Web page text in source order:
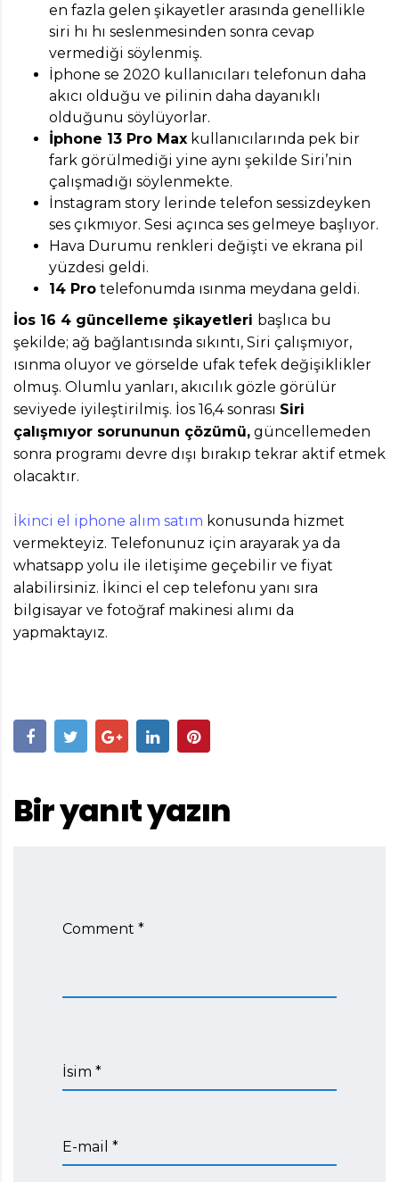
en fazla gelen şikayetler arasında genellikle
siri hı hı seslenmesinden sonra cevap
vermediği söylenmiş.
İphone se 2020 kullanıcıları telefonun daha
akıcı olduğu ve pilinin daha dayanıklı
olduğunu söylüyorlar.
İphone 13 Pro Max kullanıcılarında pek bir
fark görülmediği yine aynı şekilde Siri’nin
çalışmadığı söylenmekte.
İnstagram story lerinde telefon sessizdeyken
ses çıkmıyor. Sesi açınca ses gelmeye başlıyor.
Hava Durumu renkleri değişti ve ekrana pil
yüzdesi geldi.
14 Pro telefonumda ısınma meydana geldi.
İos 16 4 güncelleme şikayetleri başlıca bu
şekilde; ağ bağlantısında sıkıntı, Siri çalışmıyor,
ısınma oluyor ve görselde ufak tefek değişiklikler
olmuş. Olumlu yanları, akıcılık gözle görülür
seviyede iyileştirilmiş. İos 16,4 sonrası Siri
çalışmıyor sorununun çözümü, güncellemeden
sonra programı devre dışı bırakıp tekrar aktif etmek
olacaktır.
İkinci el iphone alım satım konusunda hizmet
vermekteyiz. Telefonunuz için arayarak ya da
whatsapp yolu ile iletişime geçebilir ve fiyat
alabilirsiniz. İkinci el cep telefonu yanı sıra
bilgisayar ve fotoğraf makinesi alımı da
yapmaktayız.
Bir yanıt yazın
Comment *
İsim *
E-mail *